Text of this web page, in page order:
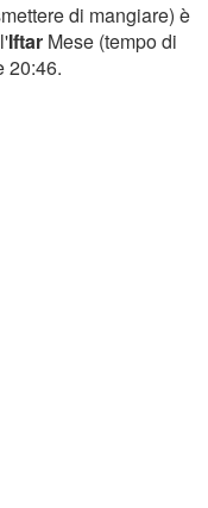
di mangiare) è
Iftar Mese (tempo di
20:46.